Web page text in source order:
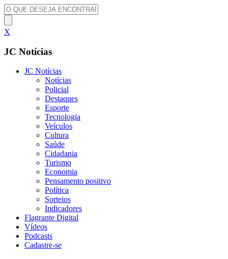
X
JC Notícias
JC Notícias
Notícias
Policial
Destaques
Esporte
Tecnologia
Veículos
Cultura
Saúde
Cidadania
Turismo
Economia
Pensamento positivo
Política
Sorteios
Indicadores
Flagrante Digital
Vídeos
Podcasts
Cadastre-se